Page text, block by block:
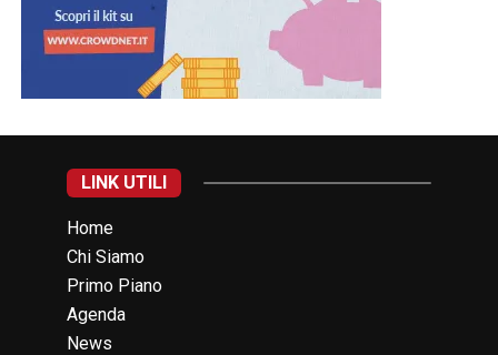
LINK UTILI
Home
Chi Siamo
Primo Piano
Agenda
News